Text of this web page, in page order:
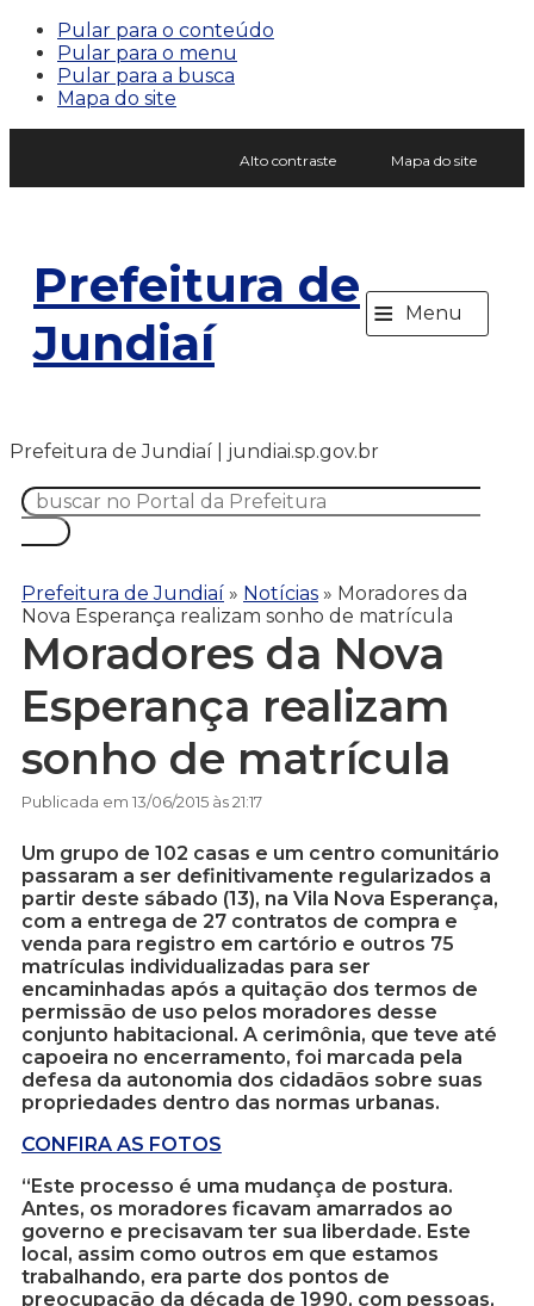
Pular para o conteúdo
Pular para o menu
Pular para a busca
Mapa do site
Alto contraste Mapa do site
Prefeitura de
Jundiaí
≡ Menu
Prefeitura de Jundiaí | jundiai.sp.gov.br
Prefeitura de Jundiaí » Notícias » Moradores da
Nova Esperança realizam sonho de matrícula
Moradores da Nova
Esperança realizam
sonho de matrícula
Publicada em 13/06/2015 às 21:17
Um grupo de 102 casas e um centro comunitário
passaram a ser definitivamente regularizados a
partir deste sábado (13), na Vila Nova Esperança,
com a entrega de 27 contratos de compra e
venda para registro em cartório e outros 75
matrículas individualizadas para ser
encaminhadas após a quitação dos termos de
permissão de uso pelos moradores desse
conjunto habitacional. A cerimônia, que teve até
capoeira no encerramento, foi marcada pela
defesa da autonomia dos cidadãos sobre suas
propriedades dentro das normas urbanas.
CONFIRA AS FOTOS
“Este processo é uma mudança de postura.
Antes, os moradores ficavam amarrados ao
governo e precisavam ter sua liberdade. Este
local, assim como outros em que estamos
trabalhando, era parte dos pontos de
preocupação da década de 1990, com pessoas,